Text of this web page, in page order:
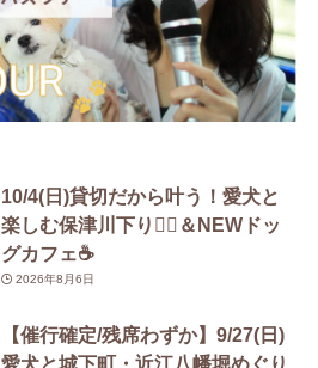
10/4(日)貸切だから叶う！愛犬と
楽しむ保津川下り🚣‍♀️＆NEWドッ
グカフェ☕️
2026年8月6日
【催行確定/残席わずか】9/27(日)